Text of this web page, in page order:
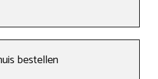
bestellen